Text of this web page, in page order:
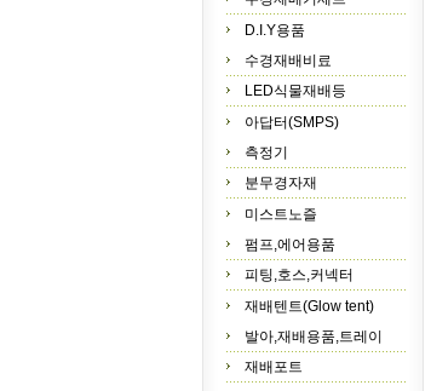
D.I.Y용품
수경재배비료
LED식물재배등
아답터(SMPS)
측정기
분무경자재
미스트노즐
펌프,에어용품
피팅,호스,커넥터
재배텐트(Glow tent)
발아,재배용품,트레이
재배포트